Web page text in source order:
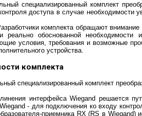
специализированный комплект
доступа в случае необходимости
комплекта обращают внимание
реально обоснованной
условия, требования и возможные
устройства.
комплекта
специализированный комплект
интерфейса Wiegand решается
- для подключения ко входу
приемника RX (RS в Wiegand)